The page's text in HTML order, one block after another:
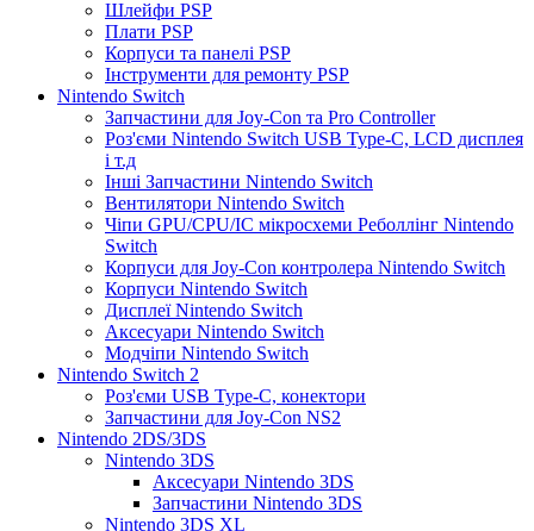
Шлейфи PSP
Плати PSP
Корпуси та панелі PSP
Інструменти для ремонту PSP
Nintendo Switch
Запчастини для Joy-Con та Pro Controller
Роз'єми Nintendo Switch USB Type-C, LCD дисплея
і т.д
Інші Запчастини Nintendo Switch
Вентилятори Nintendo Switch
Чіпи GPU/CPU/IC мікросхеми Реболлінг Nintendo
Switch
Корпуси для Joy-Con контролера Nintendo Switch
Корпуси Nintendo Switch
Дисплеї Nintendo Switch
Аксесуари Nintendo Switch
Модчіпи Nintendo Switch
Nintendo Switch 2
Роз'єми USB Type-C, конектори
Запчастини для Joy-Con NS2
Nintendo 2DS/3DS
Nintendo 3DS
Аксесуари Nintendo 3DS
Запчастини Nintendo 3DS
Nintendo 3DS XL